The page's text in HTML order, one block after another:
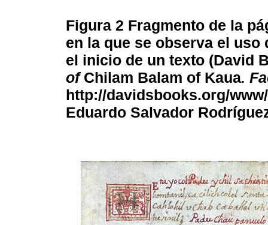
Figura 2 Fragmento de la
en la que se observa el
el inicio de un texto (David
ofChilam Balam of Kaua.
http://davidsbooks.org/
Eduardo Salvador